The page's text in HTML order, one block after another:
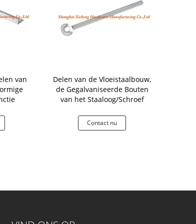
van
Delen van de Vloeistaalbouw,
de Gegalvaniseerde Bouten
van het Staaloog/Schroef
Contact nu